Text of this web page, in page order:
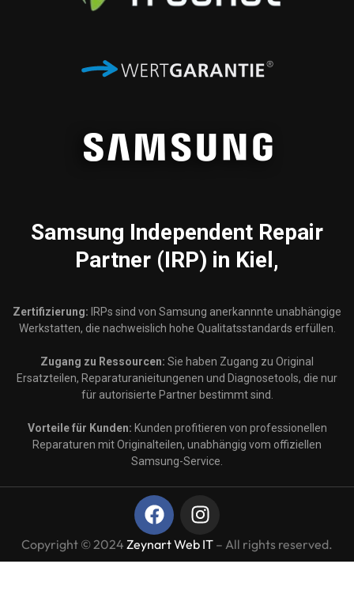
Samsung Independent Repair
Partner (IRP) in Kiel,
Zertifizierung: IRPs sind von Samsung anerkannnte unabhängige
Werkstatten, die nachweislich hohe Qualitatsstandards erfüllen.
Zugang zu Ressourcen: Sie haben Zugang zu Original
Ersatzteilen, Reparaturanieitungenen und Diagnosetools, die nur
für autorisierte Partner bestimmt sind.
Vorteile für Kunden: Kunden profitieren von professionellen
Reparaturen mit Originalteilen, unabhängig vom offiziellen
Samsung-Service.
Copyright © 2024 Zeynart Web IT – All rights reserved.